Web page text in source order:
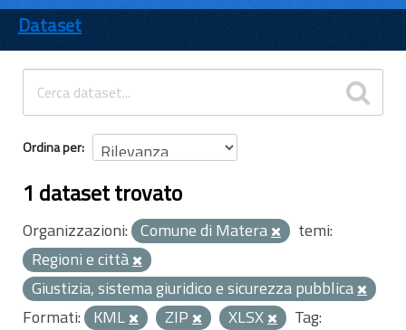
ENTI
TEMI
INFORMAZIONI
Dataset
Ordina per
1 dataset trovato
Organizzazioni: Comune di Matera
temi:
Regioni e città
Giustizia, sistema giuridico e sicurezza pubblica
Formati: KML ZIP XLSX
Tag: